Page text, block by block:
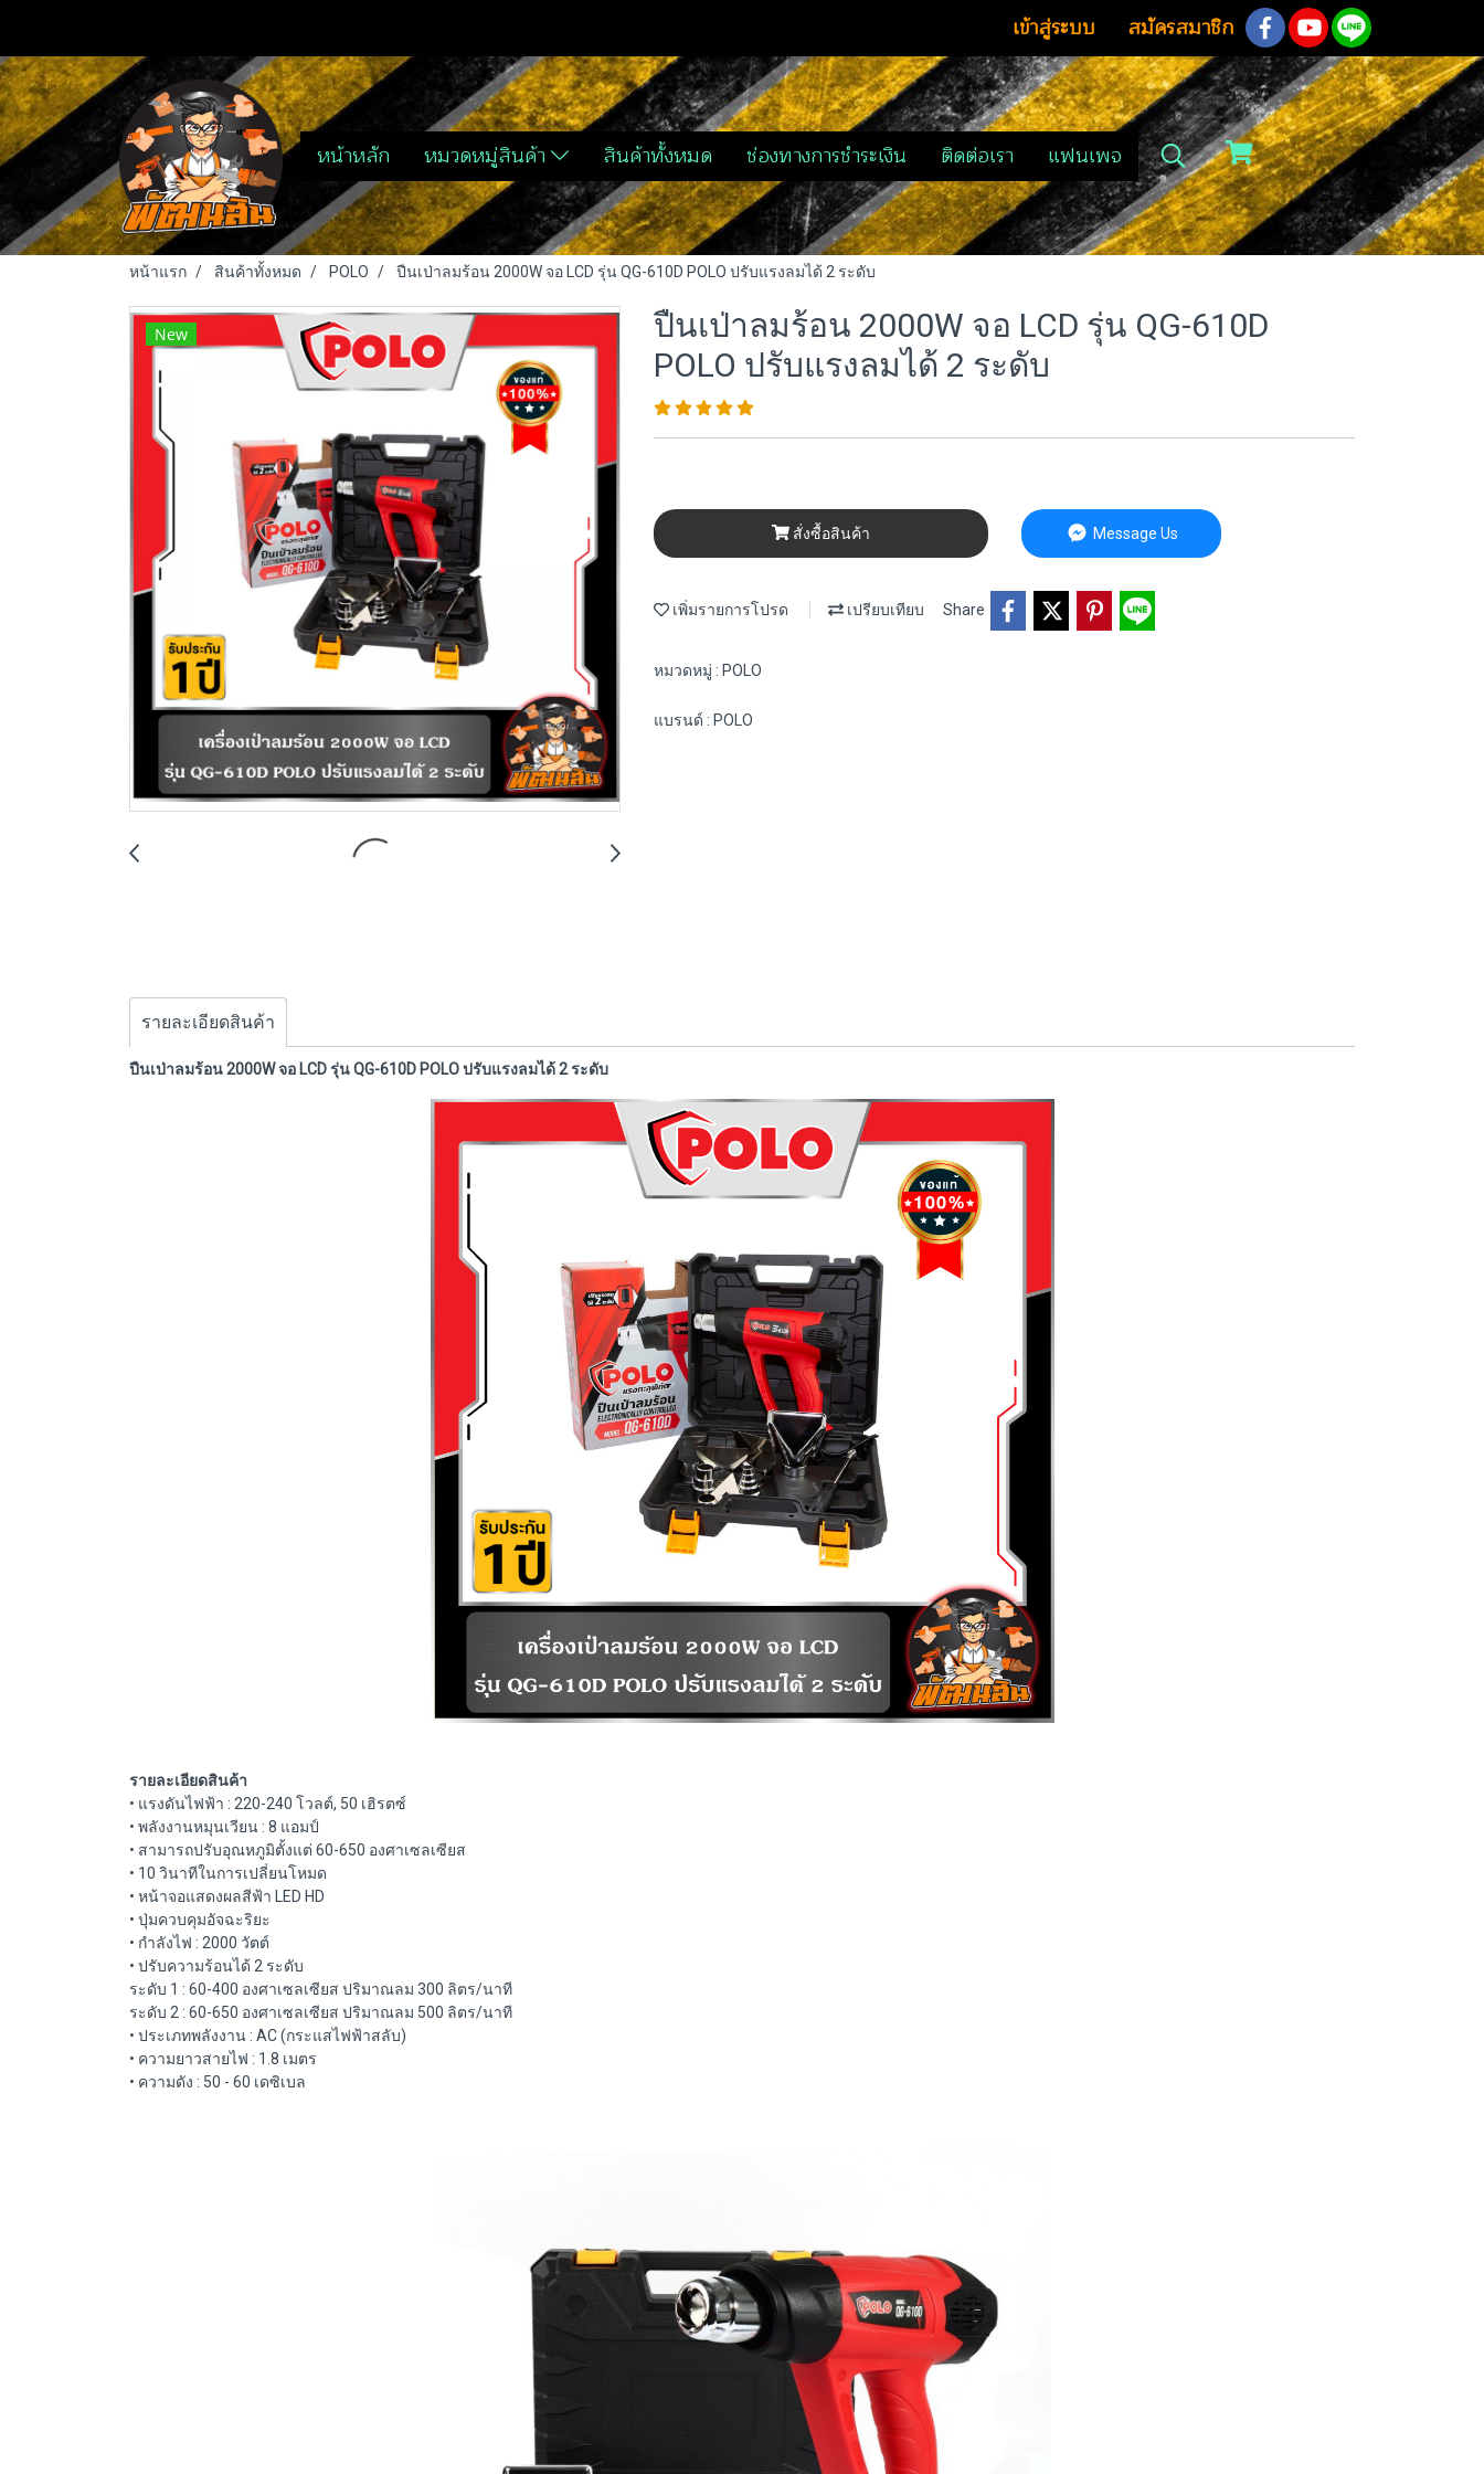
เข้าสู่ระบบ สมัครสมาชิก
หน้าหลัก หมวดหมู่สินค้า สินค้าทั้งหมด ช่องทางการชำระเงิน ติดต่อเรา แฟนเพจ
หน้าแรก สินค้าทั้งหมด POLO ปืนเป่าลมร้อน 2000W จอ LCD รุ่น QG-610D POLO ปรับแรงลมได้ 2 ระดับ
New
ปืนเป่าลมร้อน 2000W จอ LCD รุ่น QG-610D
POLO ปรับแรงลมได้ 2 ระดับ
สั่งซื้อสินค้า Message Us
เพิ่มรายการโปรด เปรียบเทียบ Share
หมวดหมู่ : POLO
แบรนด์ : POLO
รายละเอียดสินค้า
ปืนเป่าลมร้อน 2000W จอ LCD รุ่น QG-610D POLO ปรับแรงลมได้ 2 ระดับ
รายละเอียดสินค้า
• แรงดันไฟฟ้า : 220-240 โวลต์, 50 เฮิรตซ์
• พลังงานหมุนเวียน : 8 แอมป์
• สามารถปรับอุณหภูมิตั้งแต่ 60-650 องศาเซลเซียส
• 10 วินาทีในการเปลี่ยนโหมด
• หน้าจอแสดงผลสีฟ้า LED HD
• ปุ่มควบคุมอัจฉะริยะ
• กำลังไฟ : 2000 วัตต์
• ปรับความร้อนได้ 2 ระดับ
ระดับ 1 : 60-400 องศาเซลเซียส ปริมาณลม 300 ลิตร/นาที
ระดับ 2 : 60-650 องศาเซลเซียส ปริมาณลม 500 ลิตร/นาที
• ประเภทพลังงาน : AC (กระแสไฟฟ้าสลับ)
• ความยาวสายไฟ : 1.8 เมตร
• ความดัง : 50 - 60 เดซิเบล